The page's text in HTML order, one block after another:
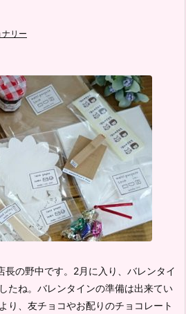
ナリー
の野中です。 2月に入り、バレンタイ
たね。 バレンタインの準備は出来てい
り、友チョコやお配りのチョコレート